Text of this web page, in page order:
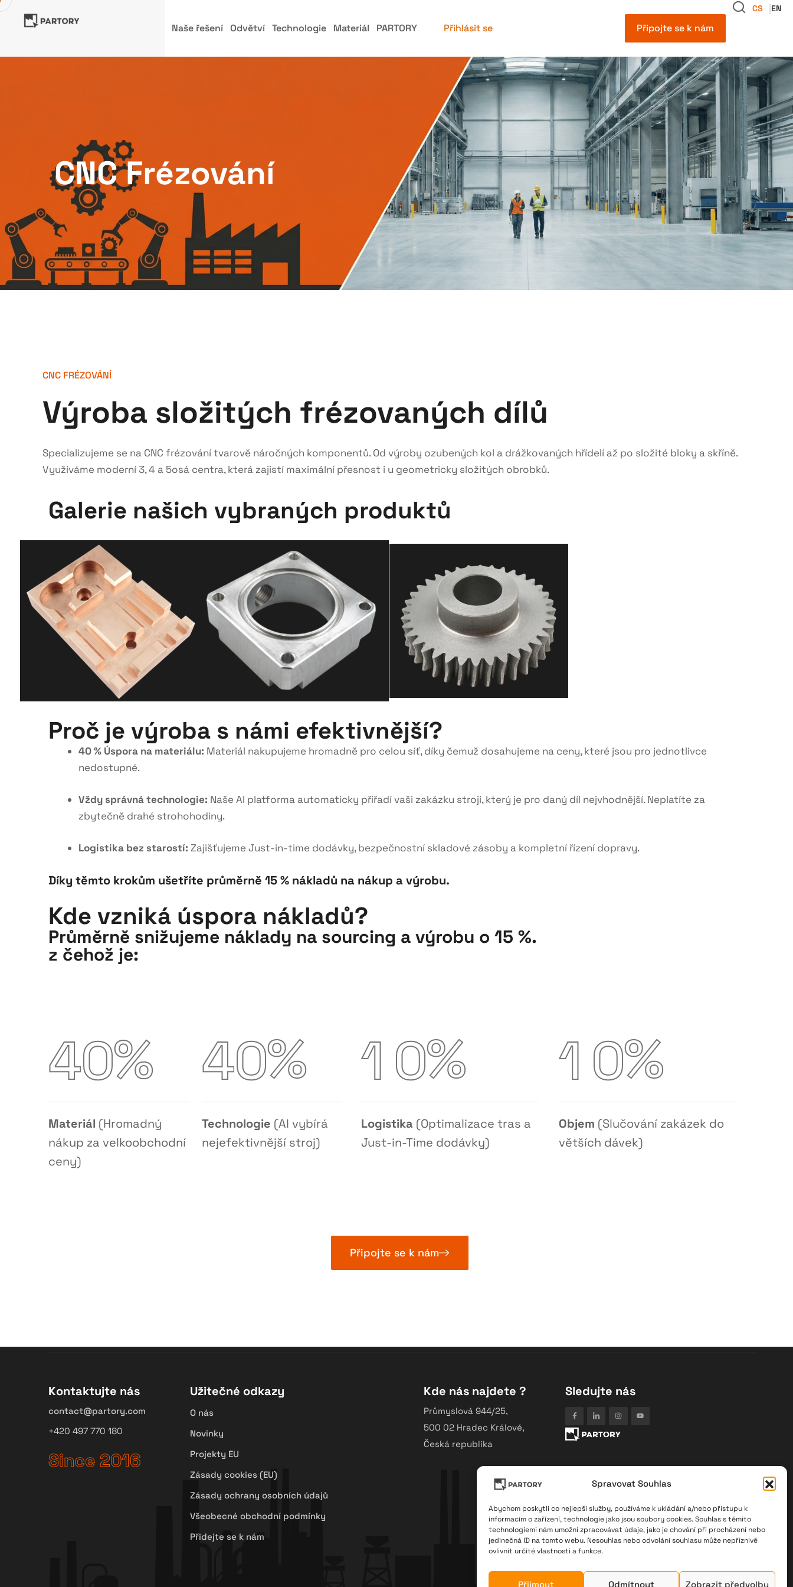
Spravovat Souhlas
Abychom poskytli co nejlepší služby, používáme k ukládání a/nebo přístupu k
informacím o zařízení, technologie jako jsou soubory cookies. Souhlas s těmito
technologiemi nám umožní zpracovávat údaje, jako je chování při procházení nebo
jedinečná ID na tomto webu. Nesouhlas nebo odvolání souhlasu může nepříznivě
ovlivnit určité vlastnosti a funkce.
Přijmout Odmítnout Zobrazit předvolby
Naše řešení Odvětví Technologie Materiál PARTORY Přihlásit se Připojte se k nám
CS EN
CNC Frézování
CNC FRÉZOVÁNÍ
Výroba složitých frézovaných dílů
Specializujeme se na CNC frézování tvarově náročných komponentů. Od výroby ozubených kol a drážkovaných hřídelí až po složité bloky a skříně.
Využíváme moderní 3, 4 a 5osá centra, která zajistí maximální přesnost i u geometricky složitých obrobků.
Galerie našich vybraných produktů
Proč je výroba s námi efektivnější?
40 % Úspora na materiálu: Materiál nakupujeme hromadně pro celou síť, díky čemuž dosahujeme na ceny, které jsou pro jednotlivce
nedostupné.
Vždy správná technologie: Naše AI platforma automaticky přiřadí vaši zakázku stroji, který je pro daný díl nejvhodnější.Neplatíte za
zbytečně drahé strohohodiny.
Logistika bez starostí: Zajišťujeme Just-in-time dodávky, bezpečnostní skladové zásoby a kompletní řízení dopravy.
Díky těmto krokům ušetříte průměrně 15 % nákladů na nákup a výrobu.
Kde vzniká úspora nákladů?
Průměrně snižujeme náklady na sourcing a výrobu o 15 %.
z čehož je:
40%
Materiál (Hromadný
nákup za velkoobchodní
ceny)
40%
Technologie (AI vybírá
nejefektivnější stroj)
1 0%
Logistika (Optimalizace tras a
Just-in-Time dodávky)
1 0%
Objem (Slučování zakázek do
větších dávek)
Připojte se k nám
Kontaktujte nás
contact@partory.com
+420 497 770 180
Since 2016
Užitečné odkazy
O nás
Novinky
Projekty EU
Zásady cookies (EU)
Zásady ochrany osobních údajů
Všeobecné obchodní podmínky
Přidejte se k nám
Kde nás najdete ?
Průmyslová 944/25,
500 02 Hradec Králové,
Česká republika
Sledujte nás